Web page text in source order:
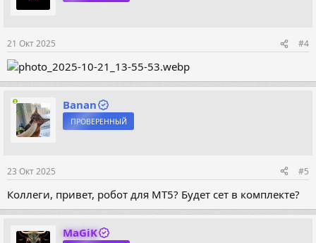
21 Окт 2025 #4
Banan
ПРОВЕРЕННЫЙ
23 Окт 2025 #5
Коллеги, привет, робот для МТ5? Будет сет в комплекте?
MaGiK